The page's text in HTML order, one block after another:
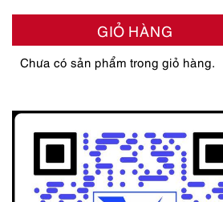
GIỎ HÀNG
Chưa có sản phẩm trong giỏ hàng.